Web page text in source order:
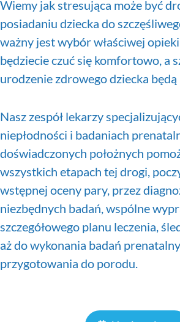
Wiemy jak stresująca może być
posiadaniu dziecka do
ważny jest wybór właściwej
będziecie czuć się komfortowo, a
urodzenie zdrowego dziecka
Nasz zespół lekarzy
niepłodności i badaniach
doświadczonych położnych
wszystkich etapach tej drogi,
wstępnej oceny pary, przez
niezbędnych badań, wspólne
szczegółowego planu leczenia,
aż do wykonania badań
przygotowania do porodu.